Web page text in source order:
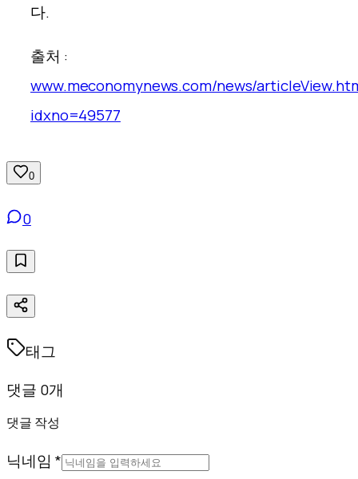
다.
출처 :
www.meconomynews.com/news/
idxno=49577
0
0
태그
댓글 0개
댓글 작성
닉네임 *